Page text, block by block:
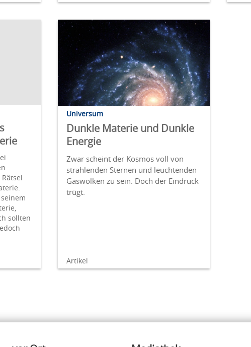
sollten
Universum
Dunkle Materie und Dunkle
Energie
Zwar scheint der Kosmos voll von
strahlenden Sternen und leuchtenden
Gaswolken zu sein. Doch der Eindruck
trügt.
Artikel